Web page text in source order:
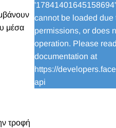
μέσα
τροφή
cannot be loaded due
permissions, or does
operation. Please
documentation at
https://
api